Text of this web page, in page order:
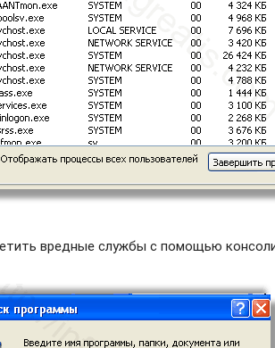
вредные службы с помощью